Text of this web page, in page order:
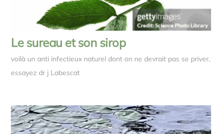
Le sureau et son sirop
voilà un anti infectieux naturel dont on ne devrait pas se priver,
essayez dr j Labescat